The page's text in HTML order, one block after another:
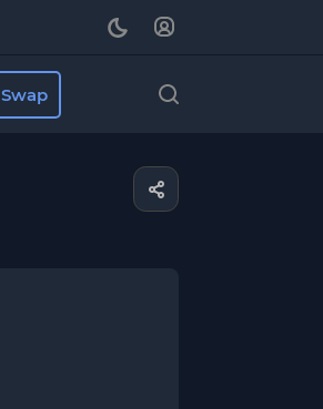
Swap